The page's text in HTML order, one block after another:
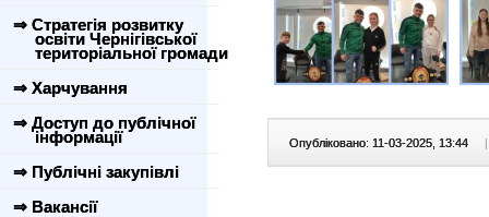
⇒ Стратегія розвитку
освіти Чернігівської
територіальної громади
⇒ Харчування
⇒ Доступ до публічної
інформації
⇒ Публічні закупівлі
⇒ Вакансії
Опубліковано: 11-03-2025, 13:44 |